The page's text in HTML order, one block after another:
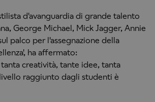
d'avanguardia di grande talento
George Michael, Mick Jagger, Annie
palco per l'assegnazione della
ha affermato:
creatività, tante idee, tanta
raggiunto dagli studenti è